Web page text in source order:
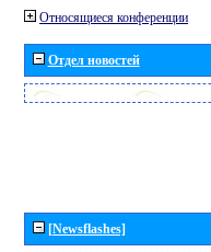
Относящиеся конференции
Отдел новостей
[Newsflashes]